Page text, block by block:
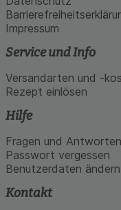
Impressum
Service und Info
Versandarten und -
Rezept einlösen
Hilfe
Fragen und Antworten
Passwort vergessen
Benutzerdaten ändern
Kontakt